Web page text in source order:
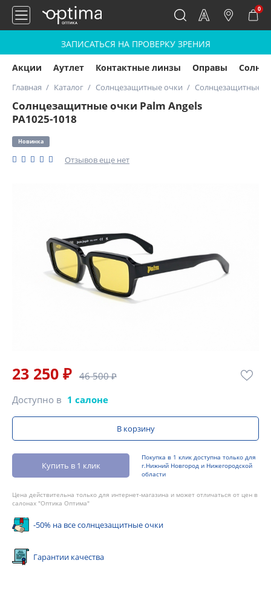
0
ЗАПИСАТЬСЯ НА ПРОВЕРКУ ЗРЕНИЯ
Акции Аутлет Контактные линзы Оправы
Главная Каталог Солнцезащитные очки Солнцезащитные
Солнцезащитные очки Palm Angels
PA1025-1018
Новинка
Отзывов еще нет
23 250 ₽ 46 500 ₽
Доступно в 1 салоне
В корзину
Купить в 1 клик
Покупка в 1 клик доступна только для
г.Нижний Новгород и Нижегородской
области
Цена действительна только для интернет-магазина и может отличаться от цен в
салонах "Оптика Оптима"
-50% на все солнцезащитные очки
Гарантии качества